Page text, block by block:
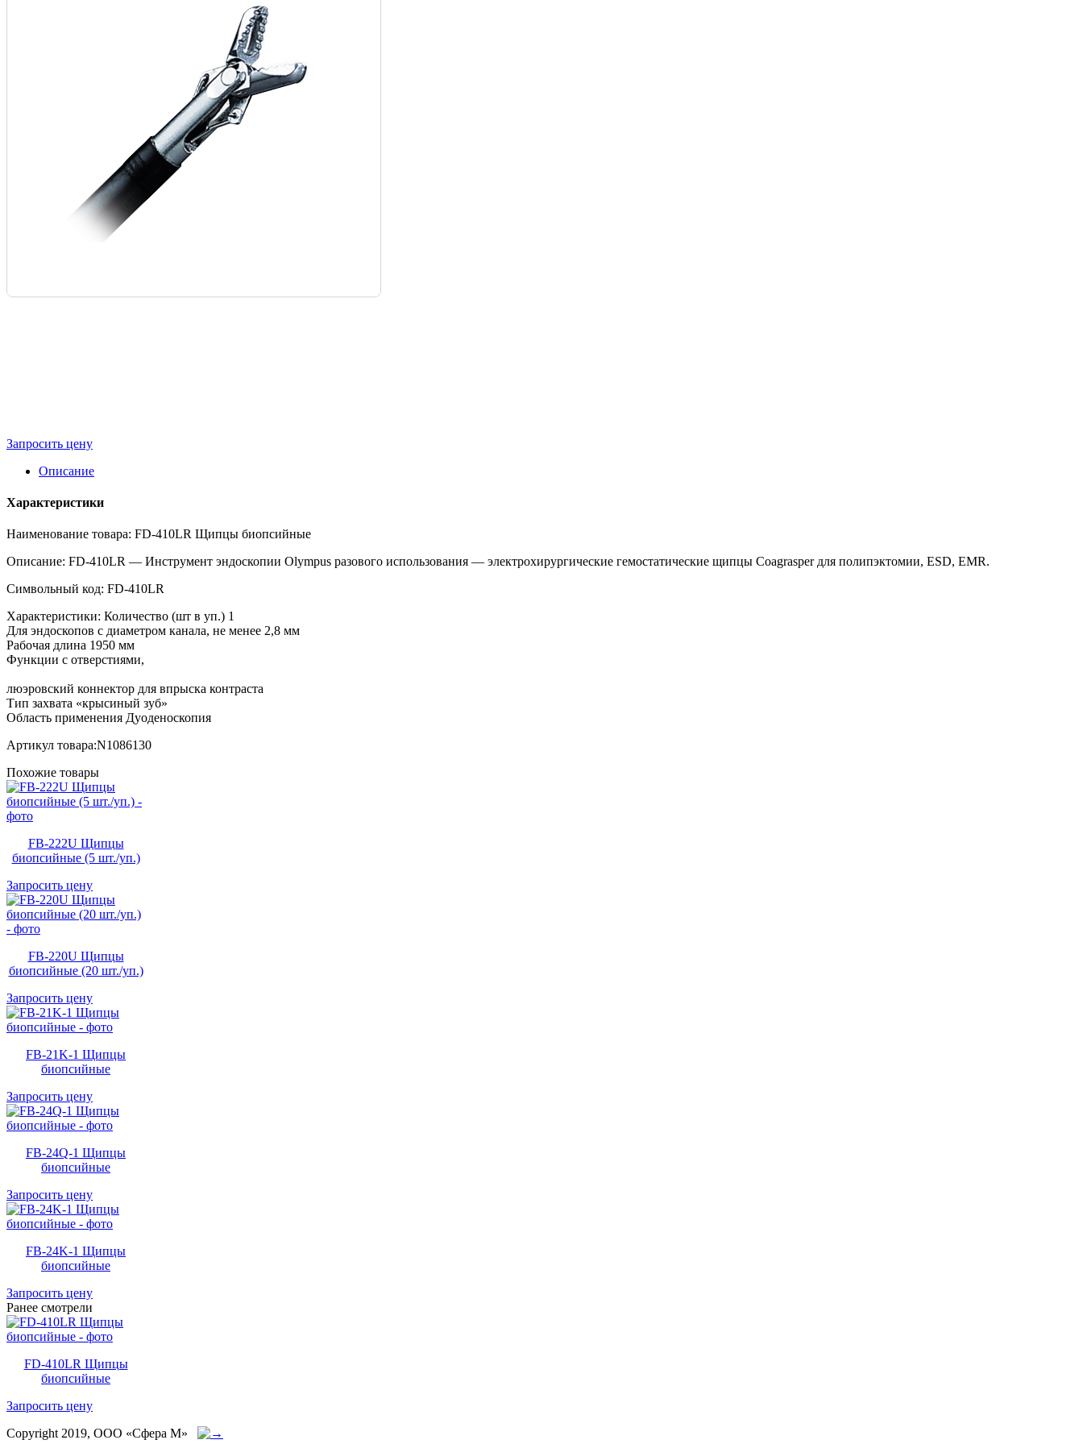
Запросить цену
Описание
Характеристики
Наименование товара: FD-410LR Щипцы биопсийные
Описание: FD-410LR — Инструмент эндоскопии Olympus разового использования — электрохирургические гемостатические щипцы Coagrasper для полипэктомии, ESD, EMR.
Символьный код: FD-410LR
Характеристики: Количество (шт в уп.) 1
Для эндоскопов с диаметром канала, не менее 2,8 мм
Рабочая длина 1950 мм
Функции с отверстиями,
люэровский коннектор для впрыска контраста
Тип захвата «крысиный зуб»
Область применения Дуоденоскопия
Артикул товара:N1086130
Похожие товары
FB-222U Щипцы
биопсийные (5 шт./уп.)
Запросить цену
FB-220U Щипцы
биопсийные (20 шт./уп.)
Запросить цену
FB-21K-1 Щипцы
биопсийные
Запросить цену
FB-24Q-1 Щипцы
биопсийные
Запросить цену
FB-24K-1 Щипцы
биопсийные
Запросить цену
Ранее смотрели
FD-410LR Щипцы
биопсийные
Запросить цену
Copyright 2019, ООО «Сфера М»